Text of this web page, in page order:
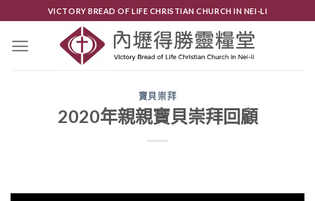
content
VICTORY BREAD OF LIFE CHRISTIAN CHURCH IN NEI-LI
寶貝崇拜
2020年親親寶貝崇拜回顧